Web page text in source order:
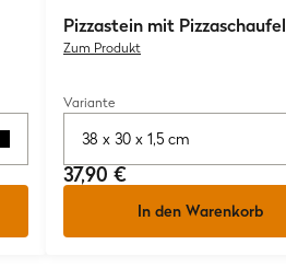
Pizzastein mit Pizzaschaufel
Zum Produkt
Variante
38 x 30 x 1,5 cm
37,90 €
In den Warenkorb